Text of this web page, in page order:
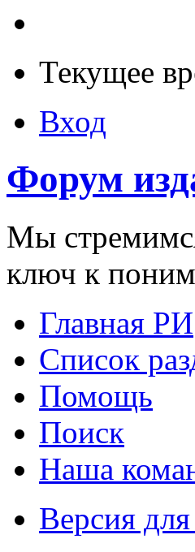
Текущее
Вход
Форум
Мы
ключ к
Главная РИ
Список
Помощь
Поиск
Наша
Версия